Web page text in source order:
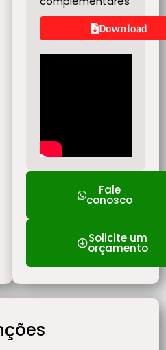
Download
Fale
conosco
Solicite um
orçamento